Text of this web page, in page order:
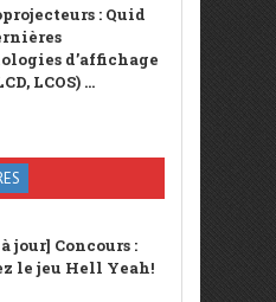
: Quid
d’affichage
LCOS) ...
jour] Concours :
le jeu Hell Yeah!